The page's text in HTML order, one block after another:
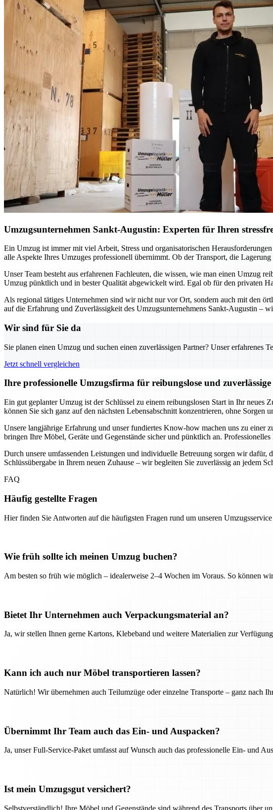
Umzugsunternehmen Sankt-Augustin: Experten für Ihren
Ein Umzug ist immer mit viel Arbeit, Stress und organisatorischen
alle Aspekte Ihres Umzuges professionell übernimmt. Ob der Transport, die
Unser Team besteht aus erfahrenen Fachleuten, die wissen, wie man einen Umzug
Umzug pünktlich und in bester Qualität abgewickelt wird. Egal ob für den privaten
Als regional tätiges Unternehmen sind wir nicht nur vor Ort, sondern auch mit den
auf die Erfahrung und Zuverlässigkeit des Umzugsunternehmens Sankt-Augustin –
Wir sind für Sie da
Sie planen einen Umzug und suchen einen zuverlässigen Partner? Unser erfahrenes
Jetzt schnell vergleichen
Ihre professionelle Umzugsfirma für reibungslose und zuverlässige
Ein gut geplanter Umzug ist der Schlüssel zu einem reibungslosen Start in Ihr
können Sie sich ganz auf den nächsten Lebensabschnitt konzentrieren, ohne Sorgen
Unsere langjährige Erfahrung und unser fundiertes Know-how machen uns zu
bringen Ihre Möbel, Geräte und Gegenstände sicher und pünktlich an.
Durch unsere umfassenden Leistungen und individuelle Betreuung sorgen wir dafür,
Schlüssübergabe in Ihrem neuen Zuhause – wir begleiten Sie zuverlässig an jedem
FAQ
Häufig gestellte Fragen
Hier finden Sie Antworten auf die häufigsten Fragen rund um unseren
Wie früh sollte ich meinen Umzug buchen?
Am besten so früh wie möglich – idealerweise 2–4 Wochen im Voraus. So können
Bietet Ihr Unternehmen auch Verpackungsmaterial an?
Ja, wir stellen Ihnen gerne Kartons, Klebeband und weitere Materialien zur
Kann ich auch nur Möbel transportieren lassen?
Natürlich! Wir übernehmen auch Teilumzüge oder einzelne Transporte – ganz nach
Übernimmt Ihr Team auch das Ein- und Auspacken?
Ja, unser Full-Service-Paket umfasst auf Wunsch auch das professionelle Ein- und
Ist mein Umzugsgut versichert?
Selbstverständlich! Ihre Möbel und Gegenstände sind während des Transports über